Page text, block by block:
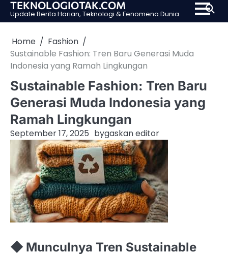
SkipTEKNOLOGIOTAK.COM
Update Berita Harian, Teknologi & Fenomena Dunia
Home
Fashion
Sustainable Fashion: Tren Baru Generasi Muda
Indonesia yang Ramah Lingkungan
Sustainable Fashion: Tren Baru
Generasi Muda Indonesia yang
Ramah Lingkungan
September 17, 2025 bygaskan editor
◆ Munculnya Tren Sustainable